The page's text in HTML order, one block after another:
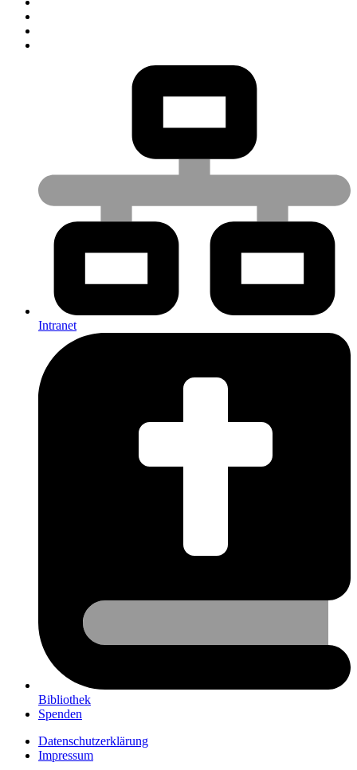
Intranet
Bibliothek
Spenden
Datenschutzerklärung
Impressum